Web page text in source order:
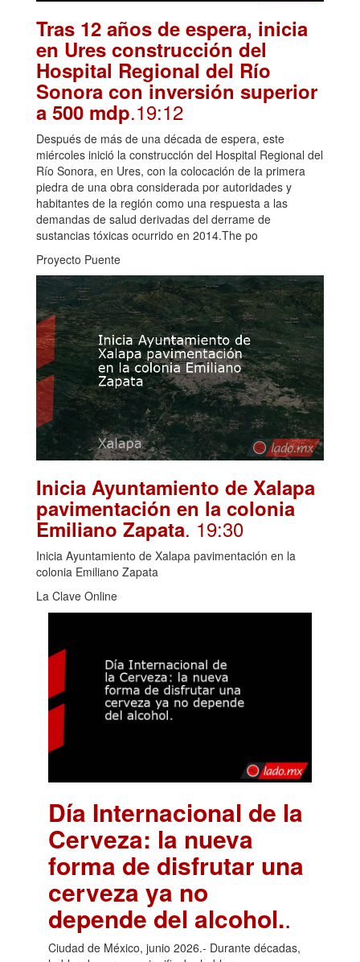
Tras 12 años de espera, inicia
en Ures construcción del
Hospital Regional del Río
Sonora con inversión superior
a 500 mdp.19:12
Después de más de una década de espera, este
miércoles inició la construcción del Hospital Regional del
Río Sonora, en Ures, con la colocación de la primera
piedra de una obra considerada por autoridades y
habitantes de la región como una respuesta a las
demandas de salud derivadas del derrame de
sustancias tóxicas ocurrido en 2014.The po
Proyecto Puente
Inicia Ayuntamiento de Xalapa
pavimentación en la colonia
Emiliano Zapata. 19:30
Inicia Ayuntamiento de Xalapa pavimentación en la
colonia Emiliano Zapata
La Clave Online
Día Internacional de la
Cerveza: la nueva
forma de disfrutar una
cerveza ya no
depende del alcohol..
Ciudad de México, junio 2026.- Durante décadas,